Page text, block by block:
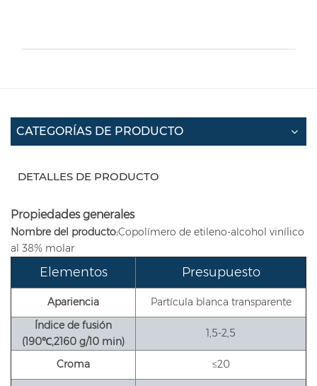
CATEGORÍAS DE PRODUCTO
DETALLES DE PRODUCTO
Propiedades generales
Nombre del producto:Copolímero de etileno-alcohol vinílico
al 38% molar
Elementos Presupuesto
Apariencia
Partícula blanca transparente
Índice de fusión
(190℃,2160 g/10 min)
1,5-2,5
Croma ≤20